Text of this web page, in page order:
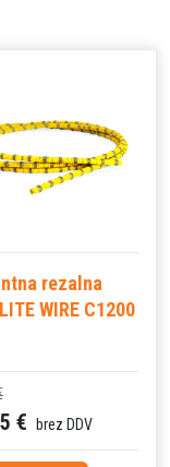
rezalna
WIRE C1200
€ brez DDV